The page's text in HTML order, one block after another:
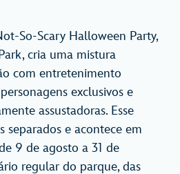
So-Scary Halloween Party,
cria uma mistura
com entretenimento
exclusivos e
assustadoras. Esse
separados e acontece em
9 de agosto a 31 de
regular do parque, das